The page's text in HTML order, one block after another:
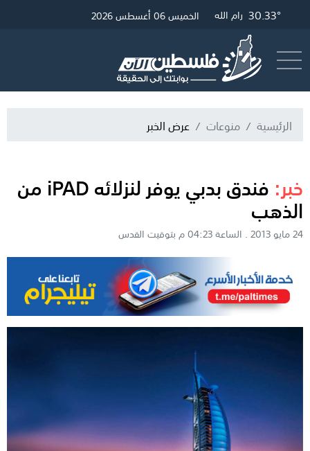
32.51° غزة 30.57° القدس 30.33° رام الله الخميس 06 أغسطس 2026
الرئيسية منوعات عرض الخبر
خبر: فندق بدبي يوفر لنزلائه iPAD من
الذهب
24 مايو 2013 . الساعة 04:23 م بتوقيت القدس